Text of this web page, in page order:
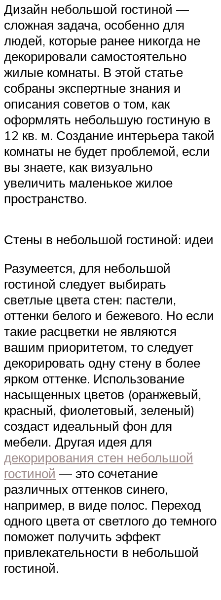
Дизайн небольшой гостиной —
сложная задача, особенно для
людей, которые ранее никогда не
декорировали самостоятельно
жилые комнаты. В этой статье
собраны экспертные знания и
описания советов о том, как
оформлять небольшую гостиную в
12 кв. м. Создание интерьера такой
комнаты не будет проблемой, если
вы знаете, как визуально
увеличить маленькое жилое
пространство.
Стены в небольшой гостиной: идеи
Разумеется, для небольшой
гостиной следует выбирать
светлые цвета стен: пастели,
оттенки белого и бежевого. Но если
такие расцветки не являются
вашим приоритетом, то следует
декорировать одну стену в более
ярком оттенке. Использование
насыщенных цветов (оранжевый,
красный, фиолетовый, зеленый)
создаст идеальный фон для
мебели. Другая идея для
декорирования стен небольшой
гостиной — это сочетание
различных оттенков синего,
например, в виде полос. Переход
одного цвета от светлого до темного
поможет получить эффект
привлекательности в небольшой
гостиной.